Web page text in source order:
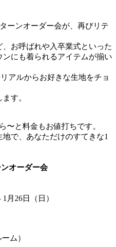
ーンオーダー会が、再びリテ
お呼ばれや入卒業式といった
にも着られるアイテムが揃い
アルからお好きな生地をチョ
す。
〜と料金もお値打ちです。
で、あなただけのすてきな1
オーダー会
月26日（日）
ム）